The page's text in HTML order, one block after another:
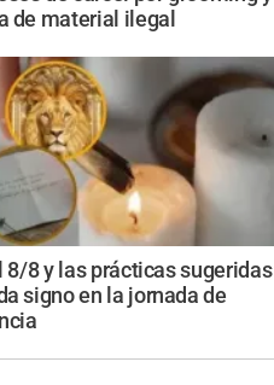
de material ilegal
8/8 y las prácticas sugeridas
signo en la jornada de